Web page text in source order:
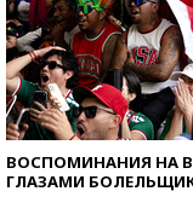
ВОСПОМИНАНИЯ НА
ГЛАЗАМИ